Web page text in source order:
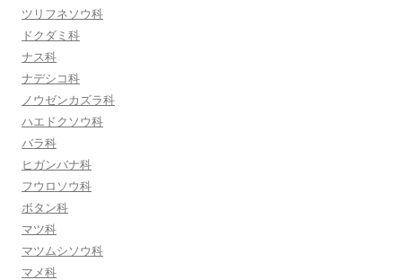
ツリフネソウ科
ドクダミ科
ナス科
ナデシコ科
ノウゼンカズラ科
ハエドクソウ科
バラ科
ヒガンバナ科
フウロソウ科
ボタン科
マツ科
マツムシソウ科
マメ科